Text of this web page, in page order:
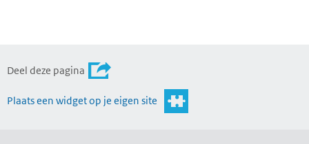
Deel deze pagina
Plaats een widget op je eigen site